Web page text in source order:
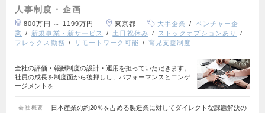
人事制度・企画
800万円 ～ 1199万円 東京都 大手企業
ベンチャー企
業
新規事業・新サービス 土日祝休み
ストックオプションあり
フレックス勤務
リモートワーク可能 育児支援制度
全社の評価・報酬制度の設計・運用を担っていただきます。
社員の成長を制度面から後押しし、パフォーマンスとエンゲ
ージメントを…
会社概要
日本産業の約20％を占める製造業に対してダイレクトな課題解決の